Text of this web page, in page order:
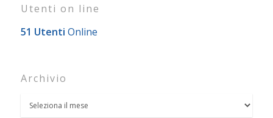
Utenti on line
51 Utenti Online
Archivio